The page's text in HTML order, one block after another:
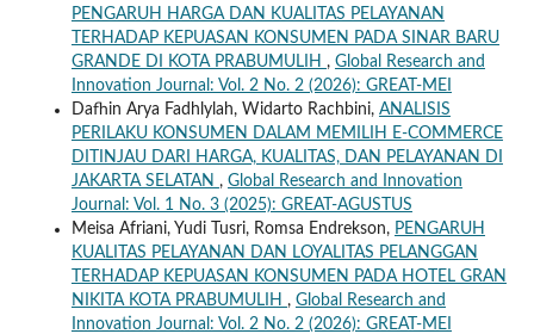
PENGARUH HARGA DAN KUALITAS PELAYANAN
TERHADAP KEPUASAN KONSUMEN PADA SINAR BARU
GRANDE DI KOTA PRABUMULIH , Global Research and
Innovation Journal: Vol. 2 No. 2 (2026): GREAT-MEI
Dafhin Arya Fadhlylah, Widarto Rachbini, ANALISIS
PERILAKU KONSUMEN DALAM MEMILIH E-COMMERCE
DITINJAU DARI HARGA, KUALITAS, DAN PELAYANAN DI
JAKARTA SELATAN , Global Research and Innovation
Journal: Vol. 1 No. 3 (2025): GREAT-AGUSTUS
Meisa Afriani, Yudi Tusri, Romsa Endrekson, PENGARUH
KUALITAS PELAYANAN DAN LOYALITAS PELANGGAN
TERHADAP KEPUASAN KONSUMEN PADA HOTEL GRAN
NIKITA KOTA PRABUMULIH , Global Research and
Innovation Journal: Vol. 2 No. 2 (2026): GREAT-MEI